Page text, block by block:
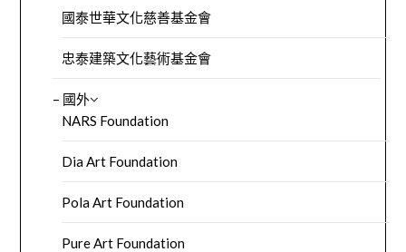
國泰世華文化慈善基金會
忠泰建築文化藝術基金會
– 國外
NARS Foundation
Dia Art Foundation
Pola Art Foundation
Pure Art Foundation